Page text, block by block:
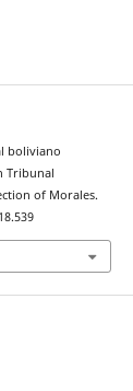
boliviano
Tribunal
of Morales.